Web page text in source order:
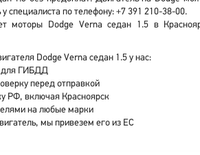
специалиста по телефону: +7 391 210-38-00.
моторы Dodge Verna седан 1.5 в
Dodge Verna седан 1.5 у нас:
для ГИБДД
перед отправкой
РФ, включая Красноярск
на любые марки
мы привезем его из ЕС